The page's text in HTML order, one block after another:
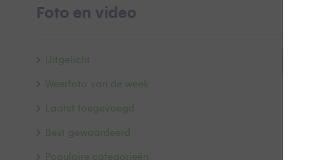
Foto en video
Uitgelicht
Weerfoto van de week
Laatst toegevoegd
Best gewaardeerd
Populaire categorieën